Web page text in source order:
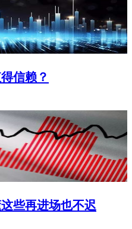
信赖？
些再进场也不迟